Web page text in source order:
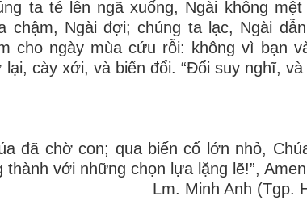
ta té lên ngã xuống, Ngài không mệt
chậm, Ngài đợi; chúng ta lạc, Ngài
cho ngày mùa cứu rỗi: không vì bạn
cày xới, và biến đổi. “Đổi suy nghĩ, và
đã chờ con; qua biến cố lớn nhỏ,
với những chọn lựa lặng lẽ!”,
Lm. Minh Anh (Tgp.